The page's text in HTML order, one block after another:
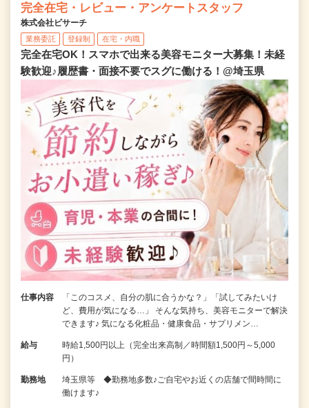
完全在宅・レビュー・アンケートスタッフ
株式会社ビサーチ
業務委託 登録制 在宅・内職
完全在宅OK！スマホで出来る美容モニター大募集！未経
験歓迎♪履歴書・面接不要でスグに働ける！@埼玉県
仕事内容
「このコスメ、自分の肌に合うかな？」「試してみたいけ
ど、費用が気になる…」 そんな気持ち、美容モニターで解決
できます♪ 気になる化粧品・健康食品・サプリメン…
給与
時給1,500円以上（完全出来高制／時間額1,500円～5,000
円）
勤務地
埼玉県等 ◆勤務地多数♪ご自宅やお近くの店舗で間時間に
働けます♪